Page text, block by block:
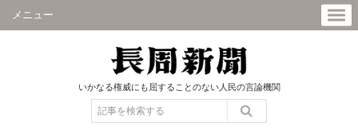
メニュー
いかなる権威にも屈することのない人民の言論機関